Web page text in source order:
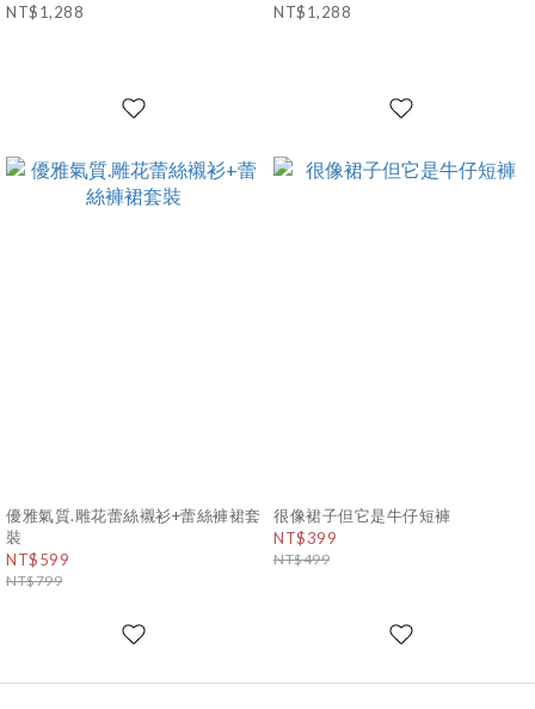
NT$1,288
NT$1,288
優雅氣質.雕花蕾絲襯衫+蕾絲褲裙套
裝
NT$599
NT$799
很像裙子但它是牛仔短褲
NT$399
NT$499